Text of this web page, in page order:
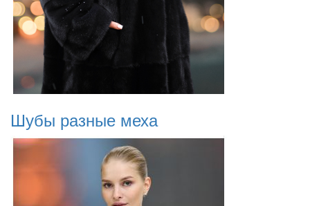
Шубы разные меха